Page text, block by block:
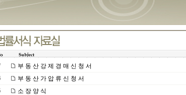
부 동 산 강 제 경 매 신 청 서
부 동 산 가 압 류 신 청 서
소 장 양 식